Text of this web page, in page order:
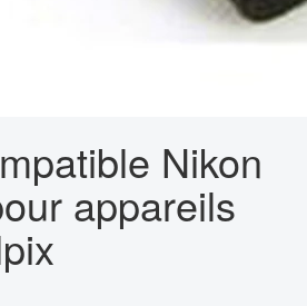
Nikon
appareils